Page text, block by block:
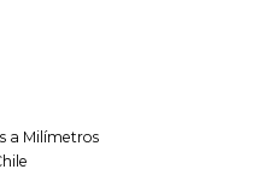
a Milímetros